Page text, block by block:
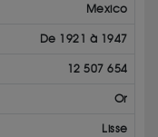
Mexico
De 1921 à 1947
12 507 654
Or
Lisse